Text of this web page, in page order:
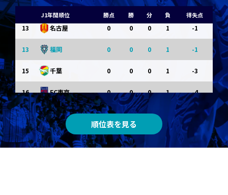
J1年間順位 勝点 勝 分 負 得失点
11 岡山 0 0 0 1 -1
13 名古屋 0 0 0 1 -1
13 福岡 0 0 0 1 -1
15 千葉 0 0 0 1 -3
16 FC東京 0 0 0 1 -4
東京Ｖ 0 0 0 0
川崎Ｆ 0 0 0 0 0
順位表を見る